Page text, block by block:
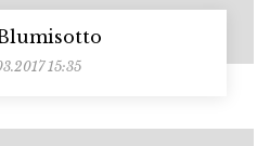
15:35